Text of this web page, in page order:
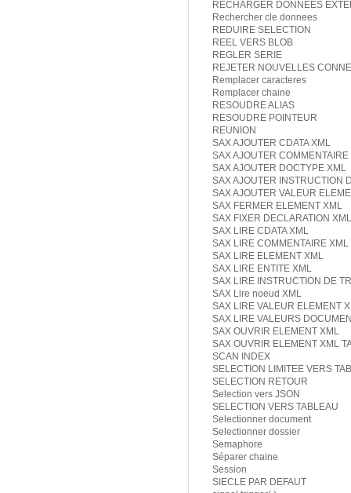
RECHARGER DONNEES
Rechercher cle donnees
REDUIRE SELECTION
REEL VERS BLOB
REGLER SERIE
REJETER NOUVELLES
Remplacer caracteres
Remplacer chaine
RESOUDRE ALIAS
RESOUDRE POINTEUR
REUNION
SAX AJOUTER CDATA XML
SAX AJOUTER COMMENTAIRE
SAX AJOUTER DOCTYPE XML
SAX AJOUTER INSTRUCTION
SAX AJOUTER VALEUR
SAX FERMER ELEMENT XML
SAX FIXER DECLARATION XML
SAX LIRE CDATA XML
SAX LIRE COMMENTAIRE XML
SAX LIRE ELEMENT XML
SAX LIRE ENTITE XML
SAX LIRE INSTRUCTION DE
SAX Lire noeud XML
SAX LIRE VALEUR ELEMENT
SAX LIRE VALEURS
SAX OUVRIR ELEMENT XML
SAX OUVRIR ELEMENT XML
SCAN INDEX
SELECTION LIMITEE VERS
SELECTION RETOUR
Selection vers JSON
SELECTION VERS TABLEAU
Selectionner document
Selectionner dossier
Semaphore
Séparer chaine
Session
SIECLE PAR DEFAUT